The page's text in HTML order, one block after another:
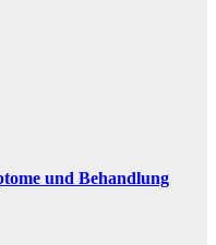
und Behandlung